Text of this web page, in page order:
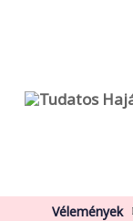
Vélemények